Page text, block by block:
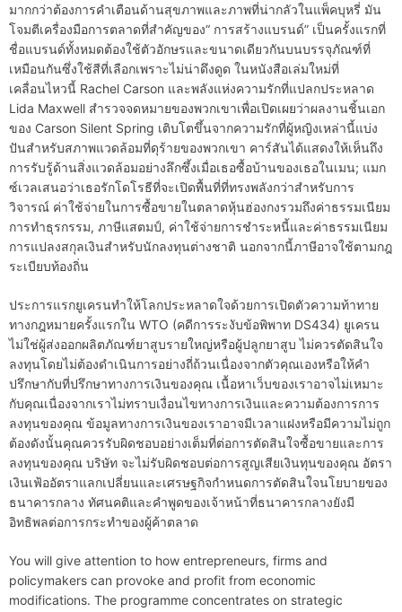
มากกว่าต้องการคำเตือนด้านสุขภาพและภาพที่น่ากลัวในแพ็คบุหรี่ มัน
โจมตีเครื่องมือการตลาดที่สำคัญของ“ การสร้างแบรนด์” เป็นครั้งแรกที่
ชื่อแบรนด์ทั้งหมดต้องใช้ตัวอักษรและขนาดเดียวกันบนบรรจุภัณฑ์ที่
เหมือนกันซึ่งใช้สีที่เลือกเพราะไม่น่าดึงดูด ในหนังสือเล่มใหม่ที่
เคลื่อนไหวนี้ Rachel Carson และพลังแห่งความรักที่แปลกประหลาด
Lida Maxwell สำรวจจดหมายของพวกเขาเพื่อเปิดเผยว่าผลงานชิ้นเอก
ของ Carson Silent Spring เติบโตขึ้นจากความรักที่ผู้หญิงเหล่านี้แบ่ง
ปันสำหรับสภาพแวดล้อมที่ดุร้ายของพวกเขา คาร์สันได้แสดงให้เห็นถึง
การรับรู้ด้านสิ่งแวดล้อมอย่างลึกซึ้งเมื่อเธอซื้อบ้านของเธอในเมน; แมก
ซ์เวลเสนอว่าเธอรักโดโรธีที่จะเปิดพื้นที่ที่ทรงพลังกว่าสำหรับการ
วิจารณ์ ค่าใช้จ่ายในการซื้อขายในตลาดหุ้นฮ่องกงรวมถึงค่าธรรมเนียม
การทำธุรกรรม, ภาษีแสตมป์, ค่าใช้จ่ายการชำระหนี้และค่าธรรมเนียม
การแปลงสกุลเงินสำหรับนักลงทุนต่างชาติ นอกจากนี้ภาษีอาจใช้ตามกฎ
ระเบียบท้องถิ่น
ประการแรกยูเครนทำให้โลกประหลาดใจด้วยการเปิดตัวความท้าทาย
ทางกฎหมายครั้งแรกใน WTO (คดีการระงับข้อพิพาท DS434) ยูเครน
ไม่ใช่ผู้ส่งออกผลิตภัณฑ์ยาสูบรายใหญ่หรือผู้ปลูกยาสูบ ไม่ควรตัดสินใจ
ลงทุนโดยไม่ต้องดำเนินการอย่างถี่ถ้วนเนื่องจากตัวคุณเองหรือให้คำ
ปรึกษากับที่ปรึกษาทางการเงินของคุณ เนื้อหาเว็บของเราอาจไม่เหมาะ
กับคุณเนื่องจากเราไม่ทราบเงื่อนไขทางการเงินและความต้องการการ
ลงทุนของคุณ ข้อมูลทางการเงินของเราอาจมีเวลาแฝงหรือมีความไม่ถูก
ต้องดังนั้นคุณควรรับผิดชอบอย่างเต็มที่ต่อการตัดสินใจซื้อขายและการ
ลงทุนของคุณ บริษัท จะไม่รับผิดชอบต่อการสูญเสียเงินทุนของคุณ อัตรา
เงินเฟ้ออัตราแลกเปลี่ยนและเศรษฐกิจกำหนดการตัดสินใจนโยบายของ
ธนาคารกลาง ทัศนคติและคำพูดของเจ้าหน้าที่ธนาคารกลางยังมี
อิทธิพลต่อการกระทำของผู้ค้าตลาด
You will give attention to how entrepreneurs, firms and
policymakers can provoke and profit from economic
modifications. The programme concentrates on strategic